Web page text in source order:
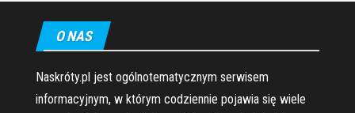
O NAS
Naskróty.pl jest ogólnotematycznym serwisem
informacyjnym, w którym codziennie pojawia się wiele